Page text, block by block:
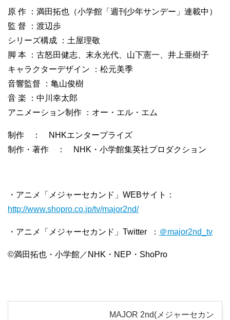
原 作 ：満田拓也（小学館「週刊少年サンデー」連載中）
監 督 ：渡辺歩
シリーズ構成 ：土屋理敬
脚 本 ：古怒田健志、末永光代、山下憲一、井上亜樹子
キャラクターデザイン ：松元美季
音響監督 ：亀山俊樹
音 楽 ：中川幸太郎
アニメーション制作 ：オー・エル・エム
制作 ： NHKエンタープライズ
制作・著作 ： NHK・小学館集英社プロダクション
・アニメ「メジャーセカンド」WEBサイト：
http://www.shopro.co.jp/tv/major2nd/
・アニメ「メジャーセカンド」Twitter ： ＠major2nd_tv
©満田拓也・小学館／NHK・NEP・ShoPro
MAJOR 2nd(メジャーセカン